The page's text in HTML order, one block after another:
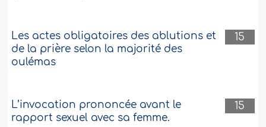
15
Les actes obligatoires des ablutions et
de la prière selon la majorité des
oulémas
15
L’invocation prononcée avant le
rapport sexuel avec sa femme.